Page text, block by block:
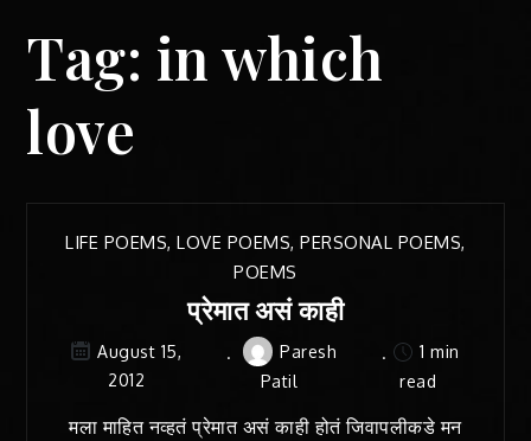
Tag: in which
love
LIFE POEMS,LOVE POEMS,PERSONAL POEMS,
POEMS
प्रेमात असं काही
August 15,
2012
Paresh
Patil
1 min
read
मला माहित नव्हतं प्रेमात असं काही होतं जिवापलीकडे मन